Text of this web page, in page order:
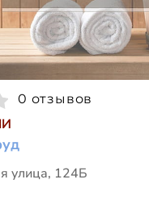
0 отзывов
улица, 124Б